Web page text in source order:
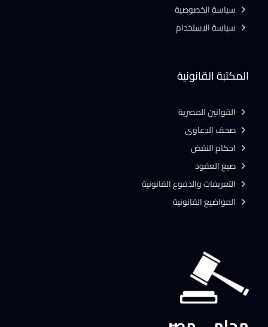
المكتبة القانونية
القوانين المصرية
صحف الدعاوى
احكام النقض
صيغ العقود
التعريفات والدفوع القانونية
المواضيع القانونية
سياسة الخصوصية
سياسة الاستخدام